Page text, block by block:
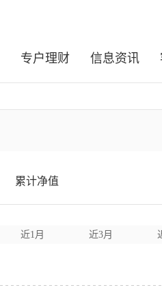
专户理财 信息资讯
累计净值
近1月 近3月